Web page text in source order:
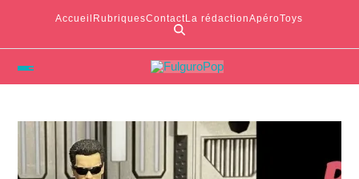
Accueil RubriquesContactLa rédactionApéroToys